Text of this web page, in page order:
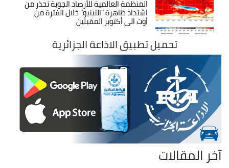
المنظمة العالمية للأرصاد الجوية تحذر من
اشتداد ظاهرة "النينيو" خلال الفترة من
أوت الى أكتوبر المقبلين
تحميل تطبيق الاذاعة الجزائرية
آخر المقالات